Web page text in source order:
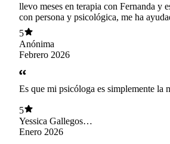
llevo meses en terapia con Fernanda y
con persona y psicológica, me ha
bastante y la recomiendo a ojos cerrados.
5
Anónima
Febrero 2026
Es que mi psicóloga es simplemente la
5
Yessica Gallegos
casanova
Enero 2026